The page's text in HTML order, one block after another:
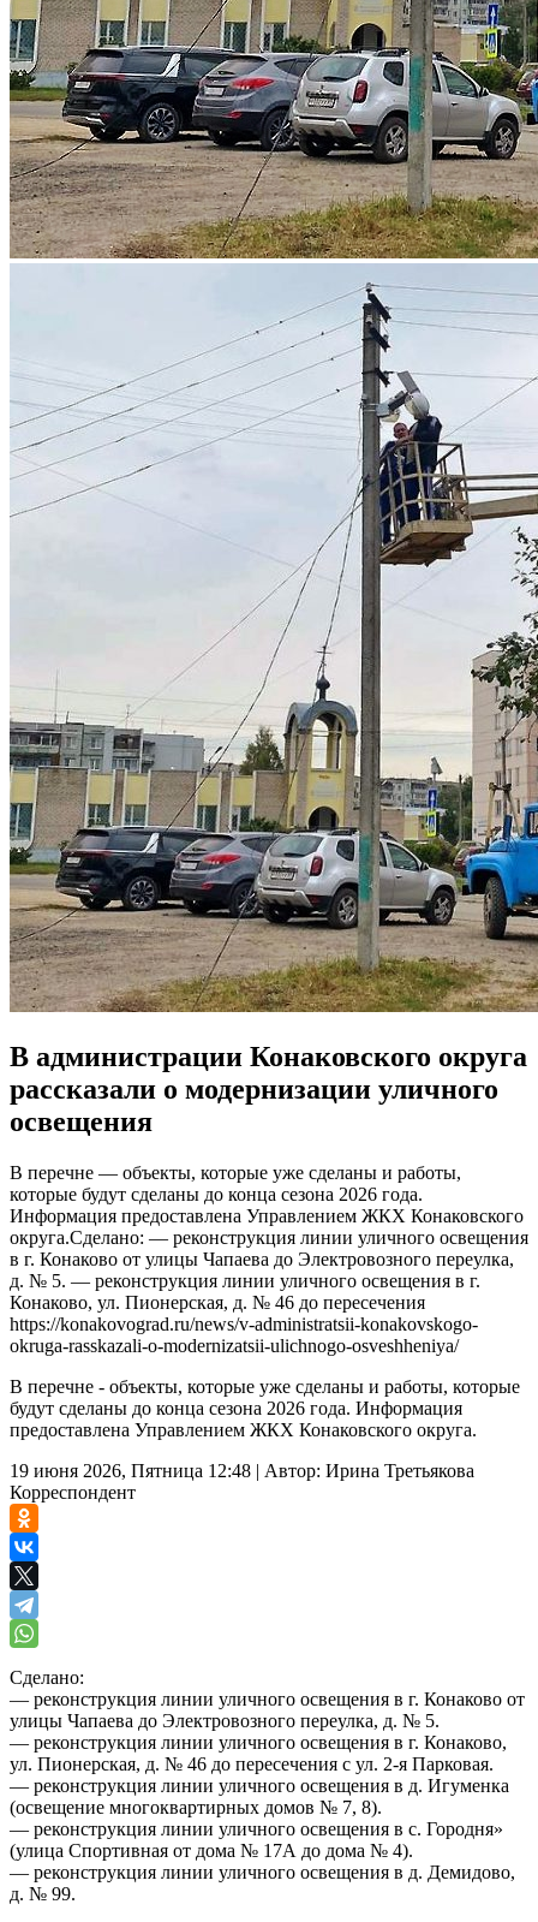
В администрации Конаковского округа
рассказали о модернизации уличного
освещения
В перечне — объекты, которые уже сделаны и работы,
которые будут сделаны до конца сезона 2026 года.
Информация предоставлена Управлением ЖКХ Конаковского
округа.Сделано: — реконструкция линии уличного освещения
в г. Конаково от улицы Чапаева до Электровозного переулка,
д. № 5. — реконструкция линии уличного освещения в г.
Конаково, ул. Пионерская, д. № 46 до пересечения
https://konakovograd.ru/news/v-administratsii-konakovskogo-
okruga-rasskazali-o-modernizatsii-ulichnogo-osveshheniya/
В перечне - объекты, которые уже сделаны и работы, которые
будут сделаны до конца сезона 2026 года. Информация
предоставлена Управлением ЖКХ Конаковского округа.
19 июня 2026, Пятница 12:48 | Автор: Ирина Третьякова
Корреспондент
Сделано:
— реконструкция линии уличного освещения в г. Конаково от
улицы Чапаева до Электровозного переулка, д. № 5.
— реконструкция линии уличного освещения в г. Конаково,
ул. Пионерская, д. № 46 до пересечения с ул. 2-я Парковая.
— реконструкция линии уличного освещения в д. Игуменка
(освещение многоквартирных домов № 7, 8).
— реконструкция линии уличного освещения в с. Городня»
(улица Спортивная от дома № 17А до дома № 4).
— реконструкция линии уличного освещения в д. Демидово,
д. № 99.